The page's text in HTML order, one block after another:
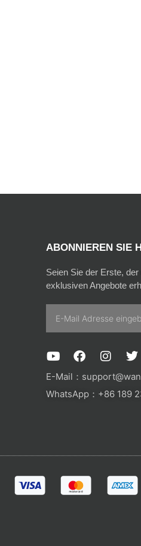
ABONNIEREN SIE
Seien Sie der Erste,
exklusiven Angebote
Y
o
u
u
F
a
c
b
I
n
s
a
T
w
i
t
E-Mail：
WhatsApp：+86 189